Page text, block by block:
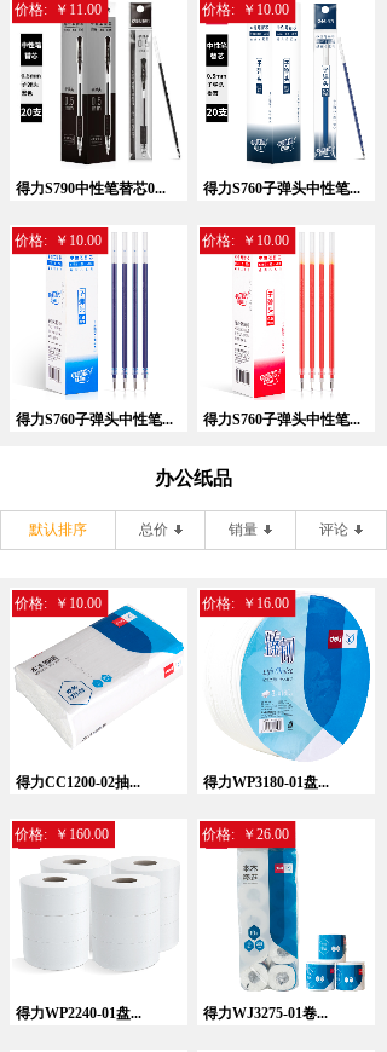
得力S790中性笔替芯0...
价格: ￥11.00
得力S760子弹头中性笔...
价格: ￥10.00
得力S760子弹头中性笔...
价格: ￥10.00
得力S760子弹头中性笔...
价格: ￥10.00
暂无相关记录！
办公纸品
默认排序 总价 销量 评论
得力CC1200-02抽...
价格: ￥10.00
得力WP3180-01盘...
价格: ￥16.00
得力WP2240-01盘...
价格: ￥160.00
得力WJ3275-01卷...
价格: ￥26.00